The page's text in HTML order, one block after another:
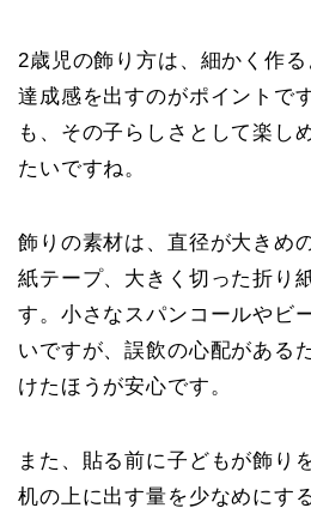
2歳児の飾り方は、 細かく作
達成感を出すのがポイントで
も、その子らしさとして楽し
たいですね。
飾りの素材は、直径が大きめ
紙テープ、大きく切った折り
す。小さなスパンコールやビ
いですが、誤飲の心配がある
けたほうが安心です。
また、貼る前に子どもが飾り
机の上に出す量を少なめにす